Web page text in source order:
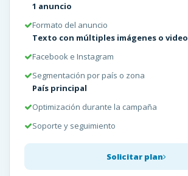
1 anuncio
Formato del anuncio
Texto con múltiples imágenes o video
Facebook e Instagram
Segmentación por país o zona
País principal
Optimización durante la campaña
Soporte y seguimiento
Solicitar plan